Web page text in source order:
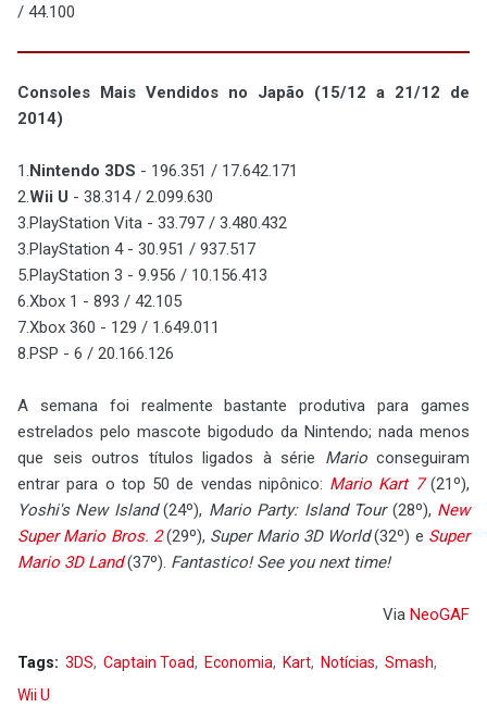
/ 44.100
Consoles Mais Vendidos no Japão (15/12 a 21/12 de
2014)
1. Nintendo 3DS - 196.351 / 17.642.171
2.Wii U - 38.314 / 2.099.630
3.PlayStation Vita - 33.797 / 3.480.432
3.PlayStation 4 - 30.951 / 937.517
5.PlayStation 3 - 9.956 / 10.156.413
6.Xbox 1 - 893 / 42.105
7.Xbox 360 - 129 / 1.649.011
8.PSP - 6 / 20.166.126
A semana foi realmente bastante produtiva para games
estrelados pelo mascote bigodudo da Nintendo; nada menos
que seis outros títulos ligados à série Marioconseguiram
entrar para o top 50 de vendas nipônico: Mario Kart 7(21º),
Yoshi's New Island(24º), Mario Party: Island Tour(28º), New
Super Mario Bros. 2(29º), Super Mario 3D World(32º) e Super
Mario 3D Land(37º). Fantastico! See you next time!
Via NeoGAF
Tags: 3DS Captain Toad Economia Kart Notícias
Smash
Wii U